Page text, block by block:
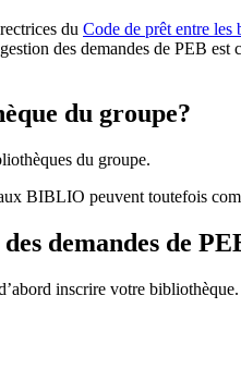
du Code de prêt entre les
des demandes de PEB est
du groupe?
du groupe.
BIBLIO peuvent toutefois
demandes de
inscrire votre